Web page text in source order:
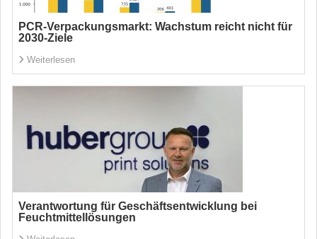
PCR-Verpackungsmarkt: Wachstum reicht nicht für
2030-Ziele
Weiterlesen
Verantwortung für Geschäftsentwicklung bei
Feuchtmittellösungen